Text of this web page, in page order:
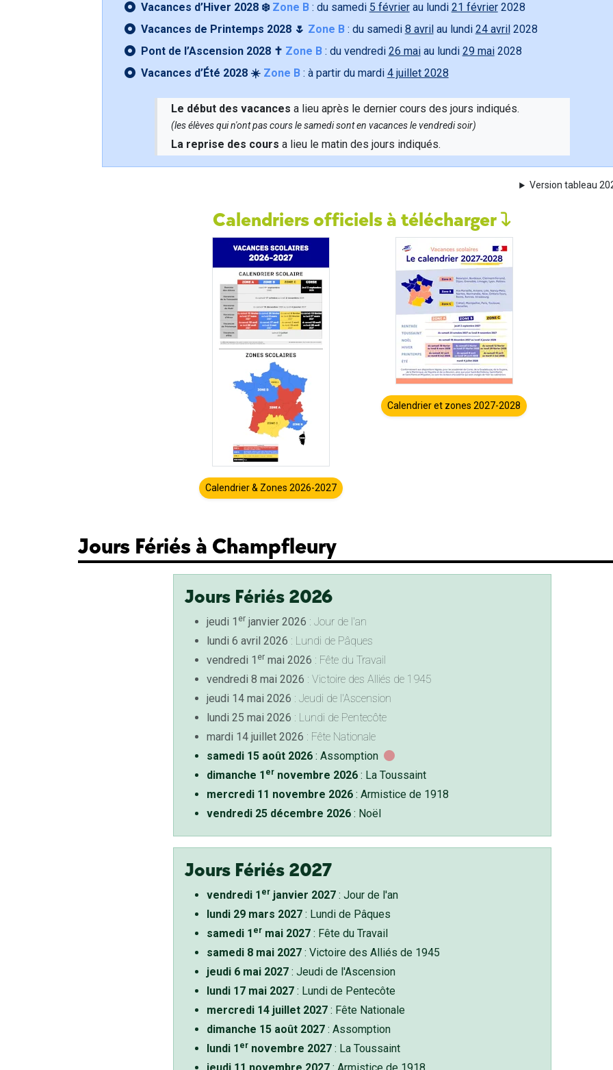
Vacances d’Hiver 2028 ❄️ Zone B: du samedi 5 févrierau lundi 21 février2028
Vacances de Printemps 2028 🌷 Zone B: du samedi 8 avril au lundi 24 avril 2028
Pont de l’Ascension 2028 ✝️ Zone B: du vendredi 26 maiau lundi 29 mai2028
Vacances d’Été 2028 ☀️ Zone B: à partir du mardi 4 juillet 2028
Le début des vacances a lieu après le dernier cours des jours indiqués.
(les élèves qui n'ont pas cours le samedi sont en vacances le vendredi soir)
La reprise des cours a lieu le matin des jours indiqués.
Version tableau
Calendriers officiels à télécharger
Calendrier & Zones 2026-2027
Calendrier et zones 2027-2028
Jours Fériés à Champfleury
Jours Fériés 2026
jeudi 1 erjanvier 2026 : Jour de l'an
lundi 6 avril 2026 : Lundi de Pâques
vendredi 1 ermai 2026 : Fête du Travail
vendredi 8 mai 2026 : Victoire des Alliés de 1945
jeudi 14 mai 2026 : Jeudi de l'Ascension
lundi 25 mai 2026 : Lundi de Pentecôte
mardi 14 juillet 2026 : Fête Nationale
samedi 15 août 2026: Assomption
dimanche 1 ernovembre 2026: La Toussaint
mercredi 11 novembre 2026: Armistice de 1918
vendredi 25 décembre 2026: Noël
Jours Fériés 2027
vendredi 1 erjanvier 2027: Jour de l'an
lundi 29 mars 2027: Lundi de Pâques
samedi 1 ermai 2027: Fête du Travail
samedi 8 mai 2027: Victoire des Alliés de 1945
jeudi 6 mai 2027: Jeudi de l'Ascension
lundi 17 mai 2027: Lundi de Pentecôte
mercredi 14 juillet 2027: Fête Nationale
dimanche 15 août 2027: Assomption
lundi 1 ernovembre 2027: La Toussaint
jeudi 11 novembre 2027: Armistice de 1918